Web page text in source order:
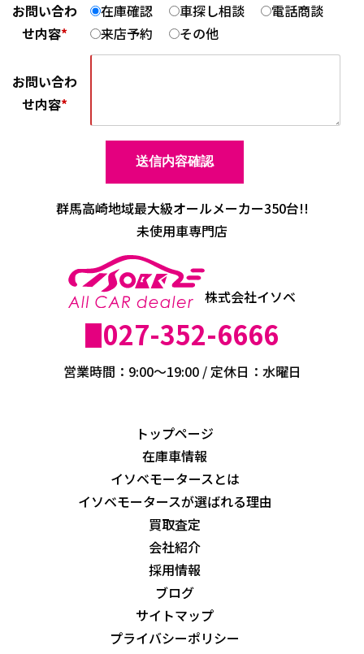
お問い合わ
せ内容*
在庫確認 車探し相談
電話商談
来店予約
その他
お問い合わ
せ内容*
群馬高崎地域最大級オールメーカー350台!!
未使用車専門店
株式会社イソベ
027-352-6666
営業時間：9:00～19:00 / 定休日：水曜日
トップページ
在庫車情報
イソベモータースとは
イソベモータースが選ばれる理由
買取査定
会社紹介
採用情報
ブログ
サイトマップ
プライバシーポリシー